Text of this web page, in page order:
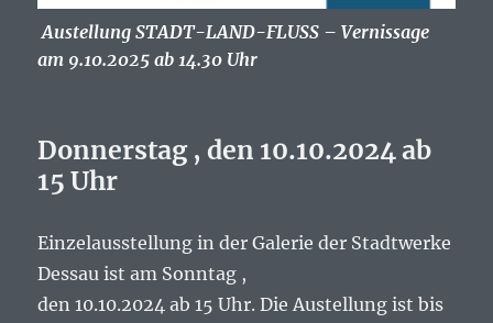
Austellung STADT-LAND-FLUSS – Vernissage
am 9.10.2025 ab 14.30 Uhr
Donnerstag , den 10.10.2024 ab
15 Uhr
Einzelausstellung in der Galerie der Stadtwerke
Dessau ist am Sonntag ,
den 10.10.2024 ab 15 Uhr. Die Austellung ist bis